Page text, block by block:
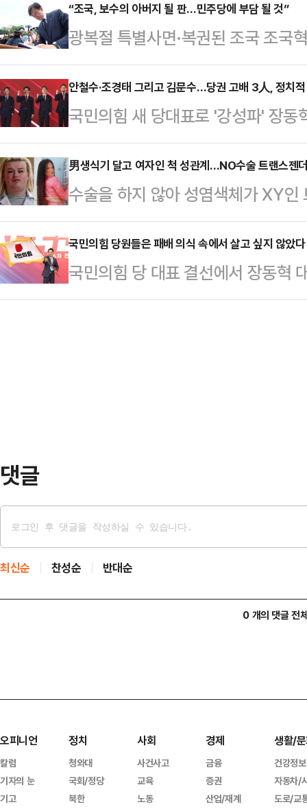
동혁 대표는 27일 오전 국회에서
는 최고위원회의다. 과거의 옷을 벗
다.그는 "전당대회 과정에서 당원
당을 견제하고 이재명 정권을 제대
것"이라며 "이제 국민의힘이 그런
을 뗐다.이어 "국민의 목소…
“조국, 보수의 아버지 될 판…민주당에 부담 될 것”
광복절 특별사면·복권된 조국 조국
정치 행보를 두고 비판의 목소리가
은 지난 25일 생방송으로 진행한
TV’에 출연해 “국민에 대한 조롱”,
강하게 성토했다.박상수 전 대변인
에서의 식사 사진을 공개하면서 된
‘서민 코스프레’라는 지적이 이어
한 것은 국민 모…
안철수·조경태 그리고 김문수…당권 고배 3人, 정치
국민의힘 새 당대표로 '강성파' 장
배를 마신 안철수·조경태 의원과
당 안팎의 관심이 쏠리고 있다. 장
후보들을 겨냥한 듯 거듭 단일대오
다고 제창했지만, 윤석열 전 대통령
무시할 수 없는 만큼 차별화된 정치
보인다.장동혁 신임 당대표는 26일
표 결선투표에서 약 5…
男생식기 달고 여자인 척 성관계…NO수술 트랜스젠
수술을 하지 않아 성염색체가 XY
다가 성폭행 혐의로 유죄 판결을
르면 시아라 왓킨(21)은 2022년 6
성과 성적으로 접촉했다.당시 왓킨
질 수 없다"고 말한 것으로 조사됐
국민의힘 당원들은 패배 의식 속에서 살고 싶지 않았다
국민의힘 당 대표 결선에서 장동혁
이 가장 유력한 후보로 꼽혔었다.
댓글
최신순 찬성순 반대순
0 개의 댓글 전
오피니언
칼럼
기자의 눈
기고
정치
청와대
국회/정당
북한
사회
사건사고
교육
노동
경제
금융
증권
산업/재계
생활/
건강정보
자동차/
도로/교